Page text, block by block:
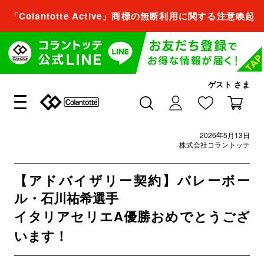
「Colantotte Active」商標の無断利用に関する注意喚起
ゲスト さま
会員登録／ログイン
会員登録すれば、
商品をお気に入り登録できるようになります。
会員登録／ログイン
2026年5月13日
株式会社コラントッテ
【アドバイザリー契約】バレーボー
ル・石川祐希選手
イタリアセリエA優勝おめでとうござ
います！